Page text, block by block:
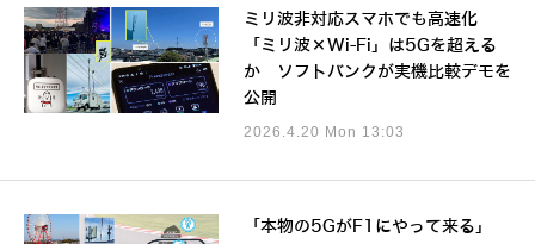
ミリ波非対応スマホでも高速化
「ミリ波×Wi-Fi」は5Gを超える
か ソフトバンクが実機比較デモを
公開
2026.4.20 Mon 13:03
「本物の5GがF1にやって来る」